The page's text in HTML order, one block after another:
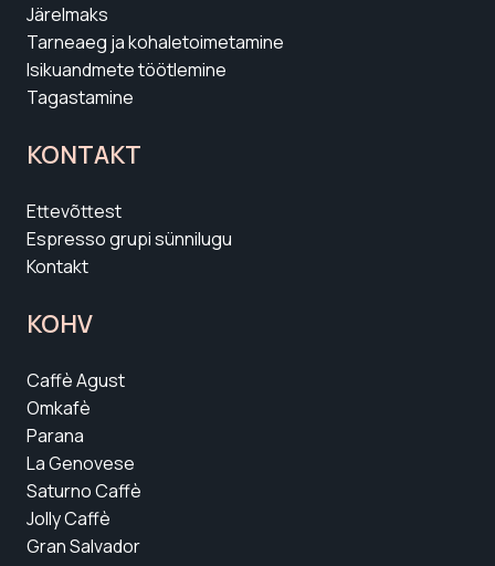
Järelmaks
Tarneaeg ja kohaletoimetamine
Isikuandmete töötlemine
Tagastamine
KONTAKT
Ettevõttest
Espresso grupi sünnilugu
Kontakt
KOHV
Caffè Agust
Omkafè
Parana
La Genovese
Saturno Caffè
Jolly Caffè
Gran Salvador